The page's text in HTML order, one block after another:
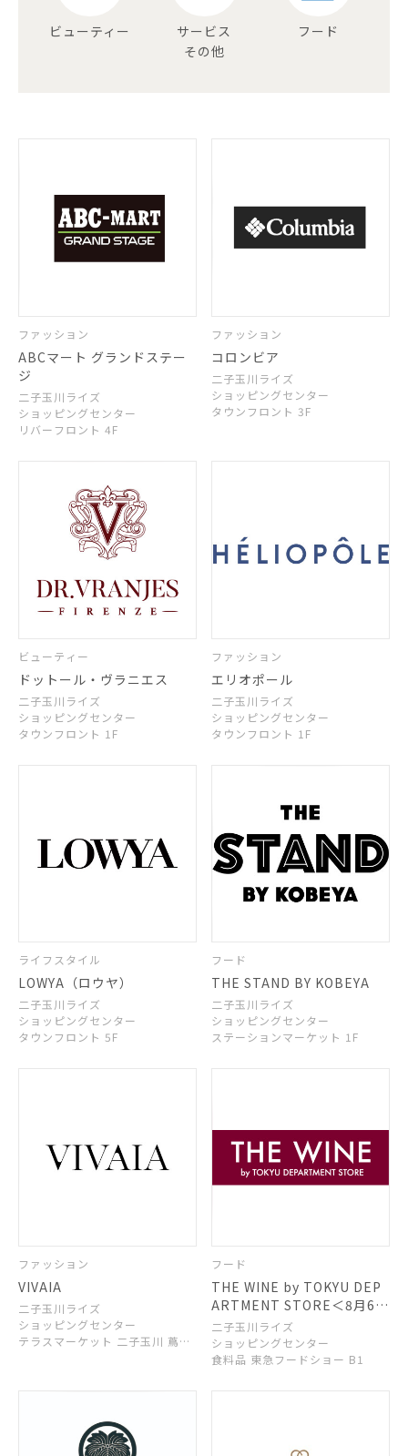
ビューティー
サービス
その他
フード
ファッション
ABCマート グランドステー
ジ
二子玉川ライズ
ショッピングセンター
リバーフロント 4F
ファッション
コロンビア
二子玉川ライズ
ショッピングセンター
タウンフロント 3F
ビューティー
ドットール・ヴラニエス
二子玉川ライズ
ショッピングセンター
タウンフロント 1F
ファッション
エリオポール
二子玉川ライズ
ショッピングセンター
タウンフロント 1F
ライフスタイル
LOWYA（ロウヤ）
二子玉川ライズ
ショッピングセンター
タウンフロント 5F
フード
THE STAND BY KOBEYA
二子玉川ライズ
ショッピングセンター
ステーションマーケット 1F
ファッション
VIVAIA
二子玉川ライズ
ショッピングセンター
テラスマーケット 二子玉川 蔦屋
フード
THE WINE by TOKYU DEP
ARTMENT STORE＜8月6日
（木）NEW OPEN＞
二子玉川ライズ
ショッピングセンター
食料品 東急フードショー B1